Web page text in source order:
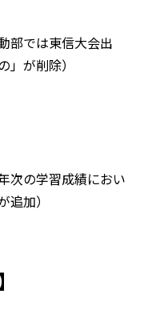
部では東信大会出
が削除）
次の学習成績におい
加）